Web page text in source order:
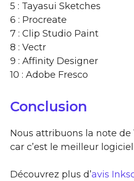
5 : Tayasui Sketches
6 : Procreate
7 : Clip Studio Paint
8 : Vectr
9 : Affinity Designer
10 : Adobe Fresco
Conclusion
Nous attribuons la note de
car c’est le meilleur
Découvrez plus d’avis